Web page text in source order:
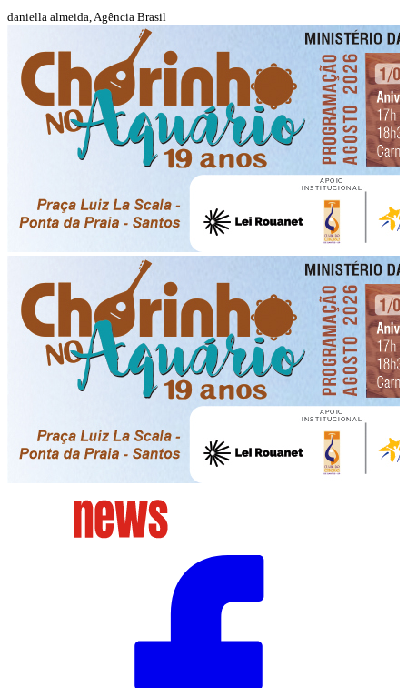
daniella almeida, Agência Brasil